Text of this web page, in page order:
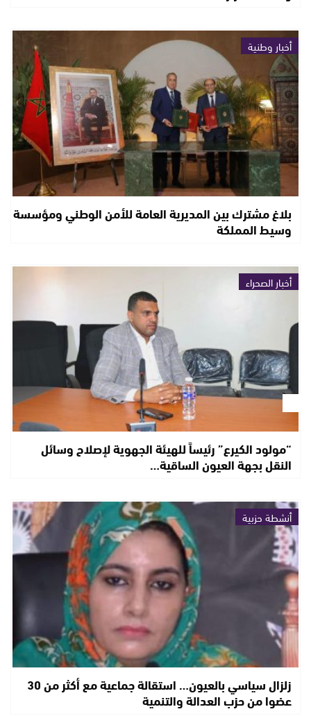
أخبار وطنية
بلاغ مشترك بين المديرية العامة للأمن الوطني ومؤسسة
وسيط المملكة
أخبار الصحراء
“مولود الكيرع” رئيساً للهيئة الجهوية لإصلاح وسائل
النقل بجهة العيون الساقية…
أنشطة حزبية
زلزال سياسي بالعيون… استقالة جماعية مع أكثر من 30
عضوا من حزب العدالة والتنمية